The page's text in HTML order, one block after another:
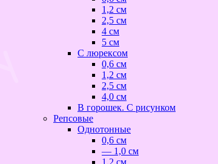
1,2 см
2,5 см
4 см
5 см
С люрексом
0,6 см
1,2 см
2,5 см
4,0 см
В горошек. С рисунком
Репсовые
Однотонные
0,6 см
— 1,0 см